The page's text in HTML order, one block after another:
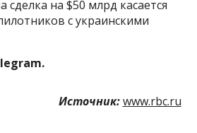
сделка на $50 млрд касается
с украинскими
Источник: www.rbc.ru